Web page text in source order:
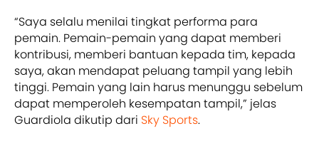
“Saya selalu menilai tingkat performa para
pemain. Pemain-pemain yang dapat memberi
kontribusi, memberi bantuan kepada tim, kepada
saya, akan mendapat peluang tampil yang lebih
tinggi. Pemain yang lain harus menunggu sebelum
dapat memperoleh kesempatan tampil,” jelas
Guardiola dikutip dari Sky Sports.